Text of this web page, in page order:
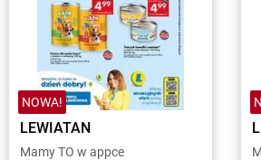
NOWA!
LEWIATAN
Mamy TO w appce